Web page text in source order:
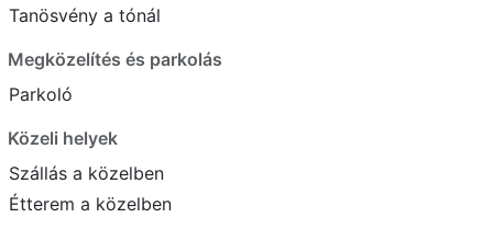
Tanösvény a tónál
Megközelítés és parkolás
Parkoló
Közeli helyek
Szállás a közelben
Étterem a közelben